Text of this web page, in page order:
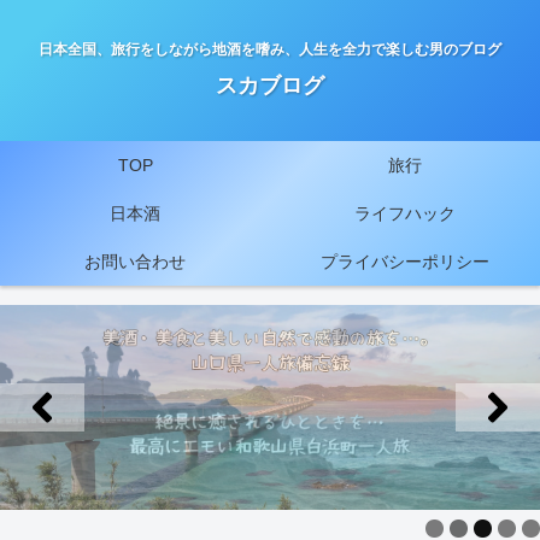
日本全国、旅行をしながら地酒を嗜み、人生を全力で楽しむ男のブログ
スカブログ
TOP 旅行
日本酒 ライフハック
お問い合わせ プライバシーポリシー